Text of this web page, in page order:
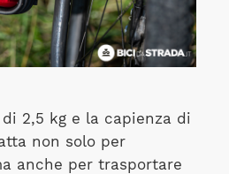
2,5 kg e la capienza di
non solo per
anche per trasportare